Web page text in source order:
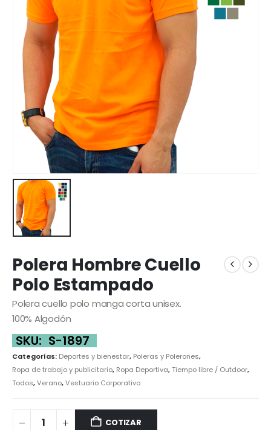
Polera Hombre Cuello
Polo Estampado
Polera cuello polo manga corta unisex.
100% Algodón
SKU: S-1897
Categorías: Deportes y bienestar, Poleras y Polerones,
Ropa de trabajo y publicitario, Ropa Deportiva,Tiempo libre / Outdoor,
Todos,Verano,Vestuario Corporativo
COTIZAR